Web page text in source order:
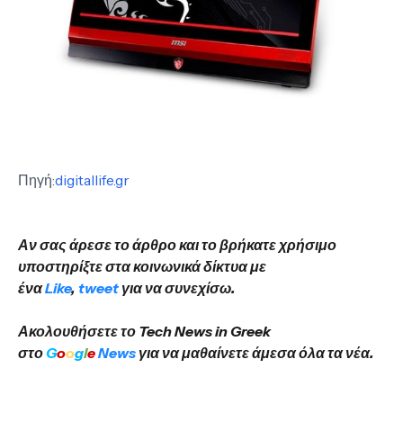
Πηγή:digitallife.gr
Αν σας άρεσε το άρθρο και το βρήκατε χρήσιμο
υποστηρίξτε στα κοινωνικά δίκτυα με
έναLike, tweet για να συνεχίσω.
Ακολουθήσετε το Tech News in Greek
στο GoogleNews για να μαθαίνετε άμεσα όλα τα νέα.